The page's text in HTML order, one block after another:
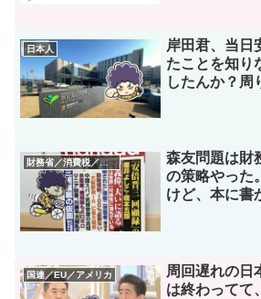
日本人
岸田君、当日
たことを知り
したんか？周
財務省／消費税／デフレ
森友問題は財
の策略やった
けど、本に書
国連／EU／アメリカ
周回遅れの日
は終わってて